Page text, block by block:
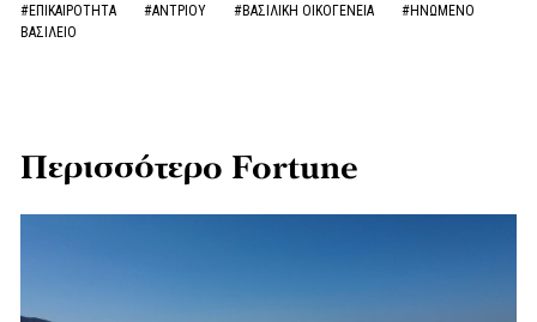
#ΕΠΙΚΑΙΡΟΤΗΤΑ #ΑΝΤΡΙΟΥ #ΒΑΣΙΛΙΚΗ ΟΙΚΟΓΕΝΕΙΑ
#ΗΝΩΜΕΝΟ
ΒΑΣΙΛΕΙΟ
Περισσότερο Fortune